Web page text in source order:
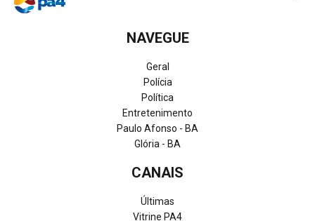
NAVEGUE
Geral
Polícia
Política
Entretenimento
Paulo Afonso - BA
Glória - BA
CANAIS
Últimas
Vitrine PA4